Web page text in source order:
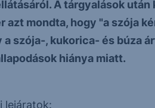
A tárgyalások
azt mondta, hogy "a szója
a szója-, kukorica- és búza
hiánya miatt.
lejáratok: